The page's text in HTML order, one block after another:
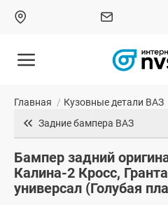
Главная / Кузовные детали ВАЗ
Задние бампера ВАЗ
Бампер задний
Калина-2 Кросс,
универсал (Голубая